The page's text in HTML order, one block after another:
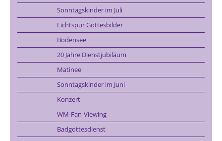
Sonntagskinder im Juli
Lichtspur Gottesbilder
Bodensee
20 Jahre Dienstjubiläum
Matinee
Sonntagskinder im Juni
Konzert
WM-Fan-Viewing
Badgottesdienst